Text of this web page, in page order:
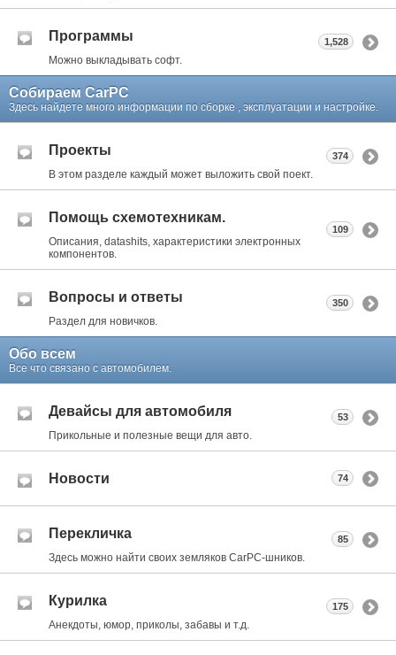
Программы
Можно выкладывать софт.
1,528
Собираем CarPC
Здесь найдете много информации по сборке , эксплуатации и настройке.
Проекты
В этом разделе каждый может выложить свой поект.
374
Помощь схемотехникам.
Описания, datashits, характеристики электронных
компонентов.
109
Вопросы и ответы
Раздел для новичков.
350
Обо всем
Все что связано с автомобилем.
Девайсы для автомобиля
Прикольные и полезные вещи для авто.
53
Новости 74
Перекличка
Здесь можно найти своих земляков CarPC-шников.
85
Курилка
Анекдоты, юмор, приколы, забавы и т.д.
175